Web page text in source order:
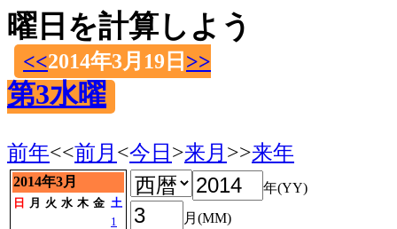
曜日を計算しよう
<<2014年3月19日 >>
第3水曜
前年<<前月 <今日 >来月 >>来年
2014年3月
日 月 火 水 木 金 土
1
年(YY)
月(MM)